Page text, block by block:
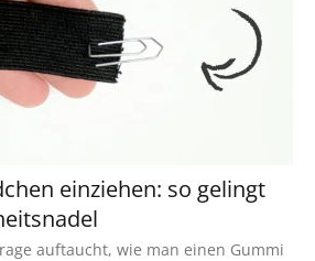
einziehen: so gelingt
auftaucht, wie man einen Gummi